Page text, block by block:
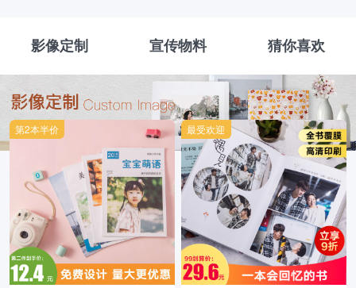
影像定制 宣传物料 猜你喜欢
第2本半价 最受欢迎